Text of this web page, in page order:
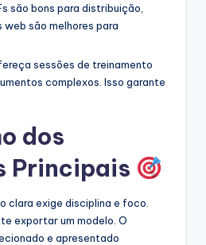
são bons para distribuição,
web são melhores para
sessões de treinamento
complexos. Isso garante
dos
Principais
clara exige disciplina e foco.
exportar um modelo. O
e apresentado